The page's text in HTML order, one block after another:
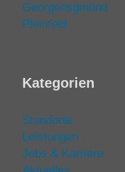
Georgensgmünd
Pleinfeld
Kategorien
Standorte
Leistungen
Jobs & Karriere